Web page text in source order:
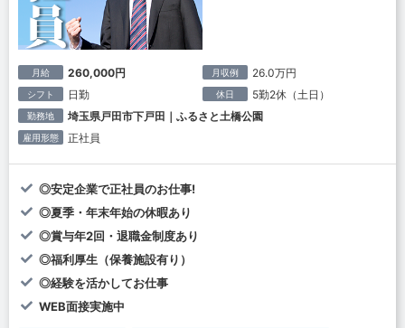
月給 260,000円 月収例 26.0万円
シフト 日勤 休日 5勤2休（土日）
勤務地 埼玉県戸田市下戸田｜ふるさと土橋公園
雇用形態 正社員
◎安定企業で正社員のお仕事!
◎夏季・年末年始の休暇あり
◎賞与年2回・退職金制度あり
◎福利厚生（保養施設有り）
◎経験を活かしてお仕事
WEB面接実施中